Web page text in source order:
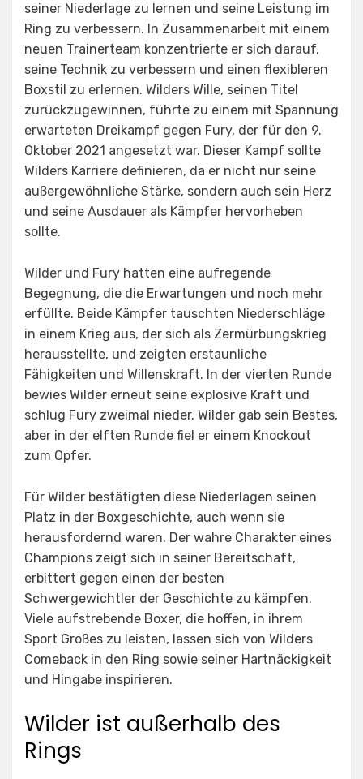
seiner Niederlage zu lernen und seine Leistung im
Ring zu verbessern. In Zusammenarbeit mit einem
neuen Trainerteam konzentrierte er sich darauf,
seine Technik zu verbessern und einen flexibleren
Boxstil zu erlernen. Wilders Wille, seinen Titel
zurückzugewinnen, führte zu einem mit Spannung
erwarteten Dreikampf gegen Fury, der für den 9.
Oktober 2021 angesetzt war. Dieser Kampf sollte
Wilders Karriere definieren, da er nicht nur seine
außergewöhnliche Stärke, sondern auch sein Herz
und seine Ausdauer als Kämpfer hervorheben
sollte.
Wilder und Fury hatten eine aufregende
Begegnung, die die Erwartungen und noch mehr
erfüllte. Beide Kämpfer tauschten Niederschläge
in einem Krieg aus, der sich als Zermürbungskrieg
herausstellte, und zeigten erstaunliche
Fähigkeiten und Willenskraft. In der vierten Runde
bewies Wilder erneut seine explosive Kraft und
schlug Fury zweimal nieder. Wilder gab sein Bestes,
aber in der elften Runde fiel er einem Knockout
zum Opfer.
Für Wilder bestätigten diese Niederlagen seinen
Platz in der Boxgeschichte, auch wenn sie
herausfordernd waren. Der wahre Charakter eines
Champions zeigt sich in seiner Bereitschaft,
erbittert gegen einen der besten
Schwergewichtler der Geschichte zu kämpfen.
Viele aufstrebende Boxer, die hoffen, in ihrem
Sport Großes zu leisten, lassen sich von Wilders
Comeback in den Ring sowie seiner Hartnäckigkeit
und Hingabe inspirieren.
Wilder ist außerhalb des
Rings